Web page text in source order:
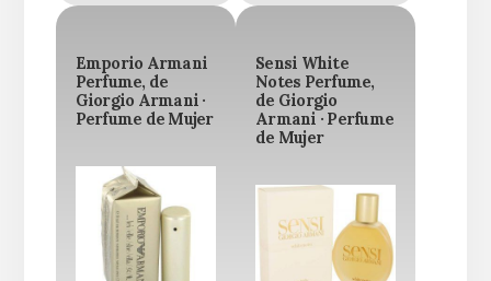
Emporio Armani
Perfume, de
Giorgio Armani ·
Perfume de Mujer
Sensi White
Notes Perfume,
de Giorgio
Armani · Perfume
de Mujer